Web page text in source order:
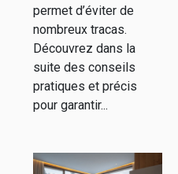
permet d’éviter de
nombreux tracas.
Découvrez dans la
suite des conseils
pratiques et précis
pour garantir...